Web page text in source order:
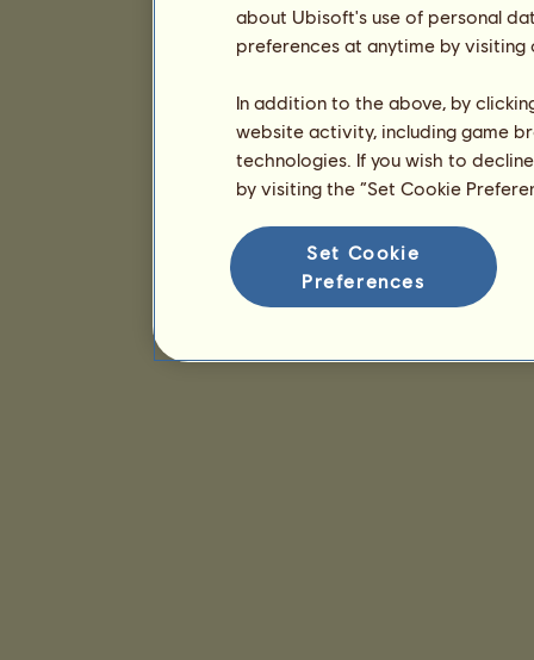
about Ubisoft's use of personal
preferences at anytime by
In addition to the above, by
website activity, including game
technologies. If you wish to
by visiting the “Set Cookie
Set Cookie
Preferences